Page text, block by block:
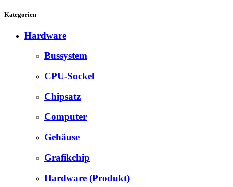
Kategorien
Hardware
Bussystem
CPU-Sockel
Chipsatz
Computer
Gehäuse
Grafikchip
Hardware (Produkt)